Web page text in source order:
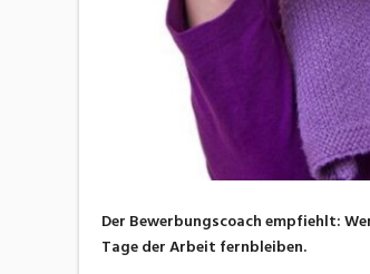
Der Bewerbungscoach empfiehlt:
Tage der Arbeit fernbleiben.